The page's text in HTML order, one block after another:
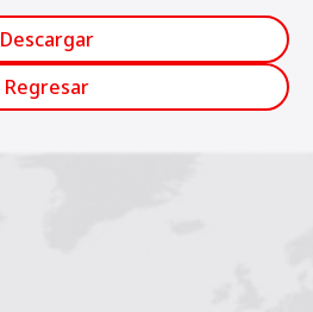
Descargar
Regresar